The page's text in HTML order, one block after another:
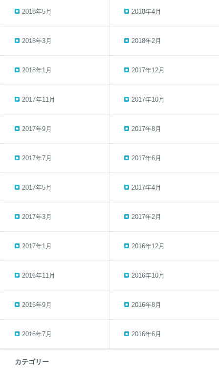
2018年5月 2018年4月
2018年3月 2018年2月
2018年1月 2017年12月
2017年11月 2017年10月
2017年9月 2017年8月
2017年7月 2017年6月
2017年5月 2017年4月
2017年3月 2017年2月
2017年1月 2016年12月
2016年11月 2016年10月
2016年9月 2016年8月
2016年7月 2016年6月
カテゴリー